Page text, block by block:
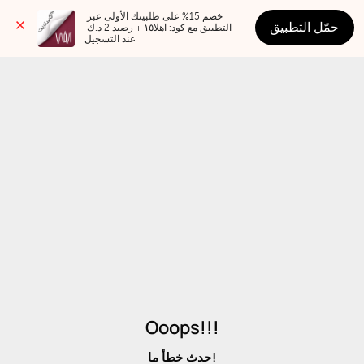
عند التسجيل
حمّل التطبيق
Ooops!!!
حدث خطأ ما!